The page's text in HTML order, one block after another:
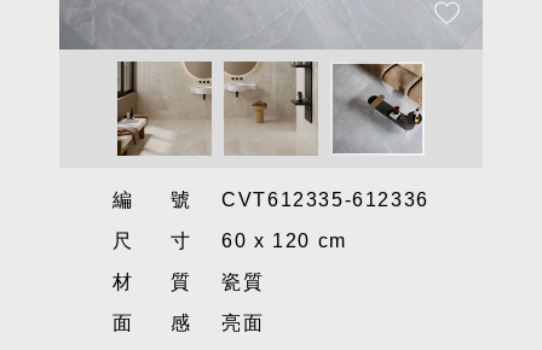
編號CVT612335-612336
尺寸60 x 120 cm
材質瓷質
面感亮面